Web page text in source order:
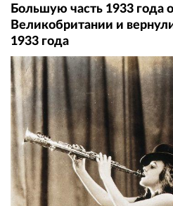
Большую часть 1933 года
Великобритании и
1933 года